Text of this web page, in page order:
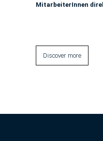
MitarbeiterInnen
Discover more